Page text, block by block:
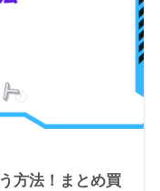
方法！まとめ買